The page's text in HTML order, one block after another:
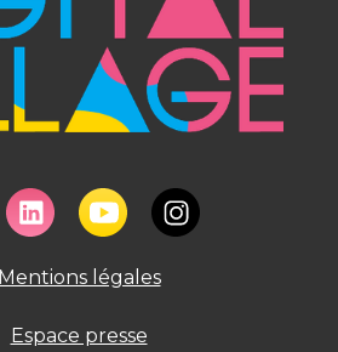
Mentions légales
Espace presse